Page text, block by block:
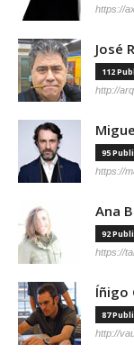
https://
José
112
http://
95
https://
Ana
92
https://
Íñigo
87
http://